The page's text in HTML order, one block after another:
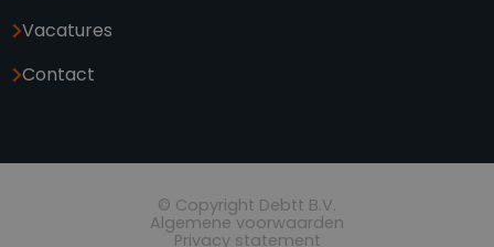
Vacatures
Contact
© Copyright Debtt B.V.
Algemene voorwaarden
Privacy statement